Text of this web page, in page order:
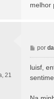
melhor
21
M
e
n
a
por
luisf,